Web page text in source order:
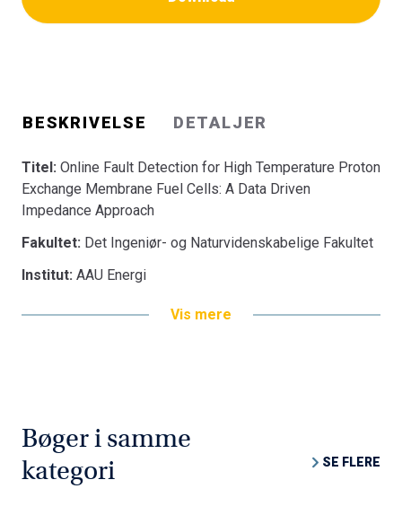
BESKRIVELSE DETALJER
Titel: Online Fault Detection for High Temperature Proton
Exchange Membrane Fuel Cells: A Data Driven
Impedance Approach
Fakultet: Det Ingeniør- og Naturvidenskabelige Fakultet
Institut: AAU Energi
Vis mere
Bøger i samme
kategori
SE FLERE